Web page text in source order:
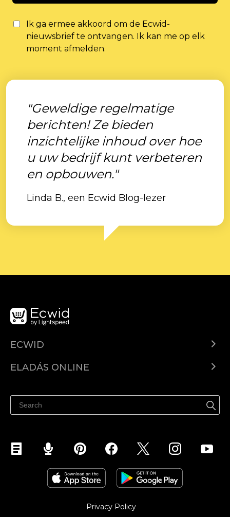
Ik ga ermee akkoord om de Ecwid-
nieuwsbrief te ontvangen. Ik kan me op elk
moment afmelden.
"Geweldige regelmatige
berichten! Ze bieden
inzichtelijke inhoud over hoe
u uw bedrijf kunt verbeteren
en opbouwen."
Linda B., een Ecwid Blog-lezer
ECWID
Árkalkuláció
ELADÁS ONLINE
Eladás a Facebookon
Eladás Instagramon
Privacy Policy